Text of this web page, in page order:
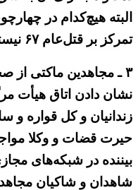
البته هیچ‌کدام در
تمرکز بر قتل‌عام ۶۷ نیستند.]
۳ ـ مجاهدین ماکتی از
نشان دادن اتاق هیأت
زندانیان و کل قواره و
حیرت قضات و وکلا
بیننده در شبکه‌های
شاهدان و شاکیان